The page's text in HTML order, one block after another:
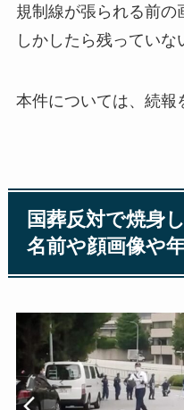
規制線が張られる前の
しかしたら残っていな
本件については、続報
国葬反対で焼身
名前や顔画像や